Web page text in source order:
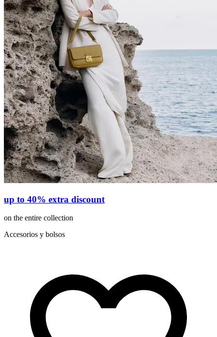
up to 40% extra discount
on the entire collection
Accesorios y bolsos